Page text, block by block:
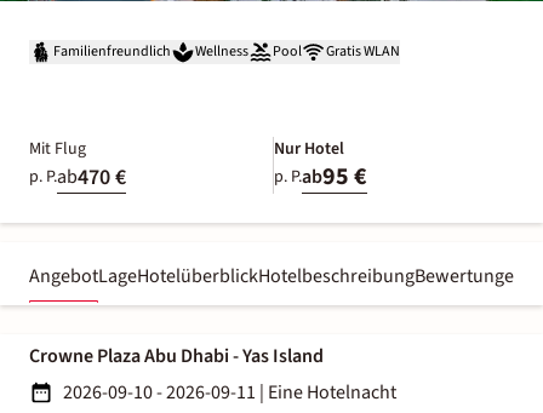
Familienfreundlich Wellness Pool Gratis WLAN
Mit Flug
p. P.ab470 €
Nur Hotel
p. P.ab95 €
AngebotLageHotelüberblickHotelbeschreibungBewertungen
Crowne Plaza Abu Dhabi - Yas Island
2026-09-10 - 2026-09-11 | Eine Hotelnacht